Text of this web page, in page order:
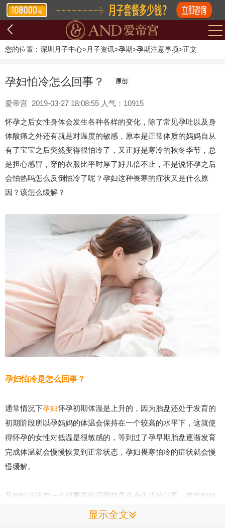
您的位置： 深圳月子中心>月子资讯>孕期>孕期注意事项>正文
显示全文
孕妇怕冷怎么回事？
爱帝宫 2019-03-27 18:08:55 人气：10915
怀孕之后女性身体会发生各种各样的变化，除了常见孕吐以及身
体酸痛之外还有就是对温度的敏感，原本是正常体质的妈妈自从
有了宝宝之后突然变得很怕冷了，又正好是寒冷的秋冬季节，总
是担心感冒，穿的衣服比平时厚了好几倍不止，不是说怀孕之后
会怕热吗怎么反倒怕冷了呢？孕妇这种畏寒的症状又是什么原
因？该怎么缓解？
孕妇怕冷是怎么回事？
通常情况下孕妇怀孕初期体温是上升的，因为胎盘还处于发育的
初期阶段所以孕妈妈的体温会保持在一个较高的水平下，这就使
得怀孕的女性对低温是很敏感的，等到过了孕早期胎盘逐渐发育
完成体温就会慢慢恢复到正常状态，孕妇畏寒怕冷的症状就会慢
慢缓解。
孕妇怕冷还有一个很重要的原因就是自身体质的问题，有些妈妈
原本就体寒再加上孕期营养摄入不足没有跟上，比如基本的脂